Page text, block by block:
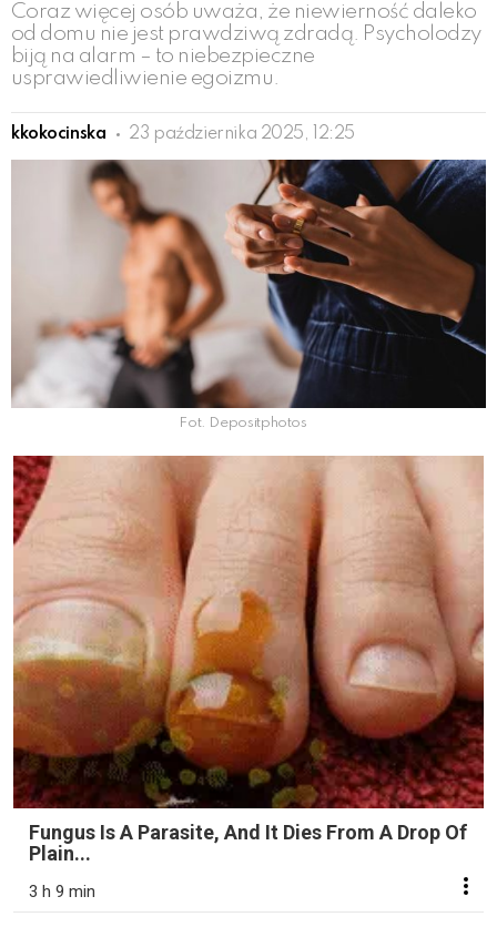
Coraz więcej osób uważa, że niewierność daleko
od domu nie jest prawdziwą zdradą. Psycholodzy
biją na alarm – to niebezpieczne
usprawiedliwienie egoizmu.
kkokocinska 23 października 2025, 12:25
Fot. Depositphotos
Fungus Is A Parasite, And It Dies From A Drop Of
Plain...
3 h 9 min